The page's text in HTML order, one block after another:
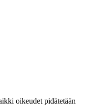
oikeudet pidätetään